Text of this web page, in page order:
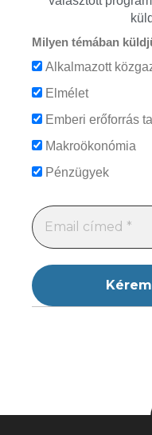
Milyen témában
Alkalmazott
Elmélet
Emberi erőforrás
Makroökonómia
Pénzügyek